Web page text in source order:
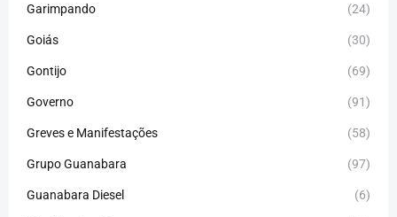
Garimpando (24)
Goiás (30)
Gontijo (69)
Governo (91)
Greves e Manifestações (58)
Grupo Guanabara (97)
Guanabara Diesel (6)